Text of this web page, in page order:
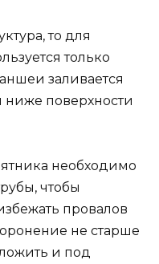
то для
только
заливается
ниже поверхности
необходимо
чтобы
провалов
не старше
и под